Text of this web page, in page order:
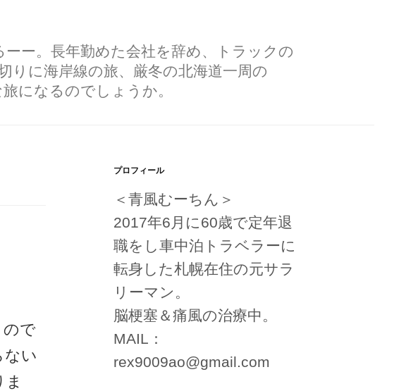
ー。長年勤めた会社を辞め、トラックの
りに海岸線の旅、厳冬の北海道一周の
になるのでしょうか。
ので
ない
プロフィール
＜青風むーちん＞
2017年6月に60歳で定年退
職をし車中泊トラベラーに
転身した札幌在住の元サラ
リーマン。
脳梗塞＆痛風の治療中。
MAIL：
rex9009ao@gmail.com